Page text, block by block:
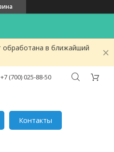
обработана в ближайший
+7 (700) 025-88-50
Контакты